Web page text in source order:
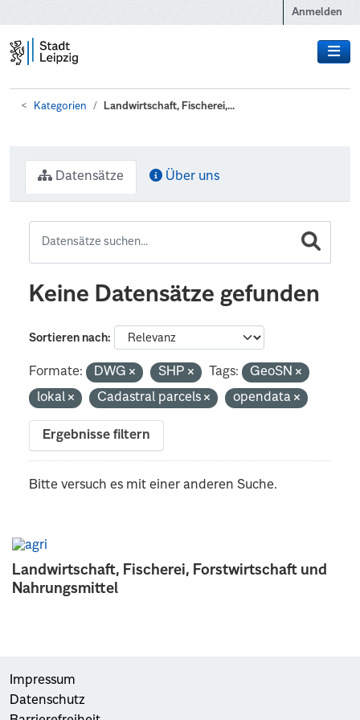
Anmelden
Kategorien Landwirtschaft, Fischerei,...
Landwirtschaft, Fischerei, Forstwirtschaft und
Nahrungsmittel
Datensätze Über uns
Keine Datensätze gefunden
Sortieren nach
Formate: DWG SHP Tags:
GeoSN
lokal
Cadastral parcels opendata
Ergebnisse filtern
Bitte versuch es mit einer anderen Suche.
Impressum
Datenschutz